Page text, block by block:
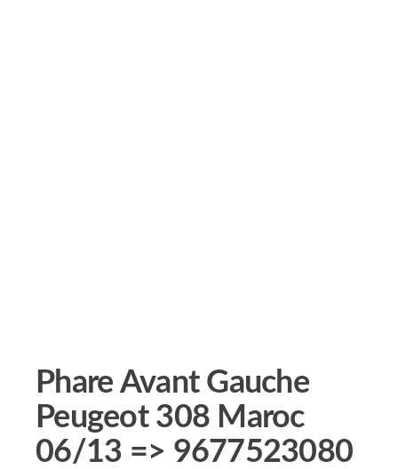
Phare Avant Gauche
Peugeot 308 Maroc
06/13 => 9677523080